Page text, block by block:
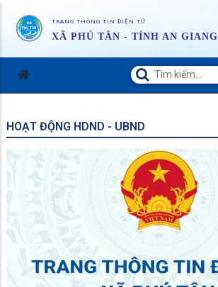
TRANG THÔNG TIN ĐIỆN TỬ
XÃ PHÚ TÂN - TỈNH AN GIANG
HOẠT ĐỘNG HDND - UBND